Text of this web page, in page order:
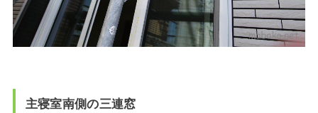
主寝室南側の三連窓